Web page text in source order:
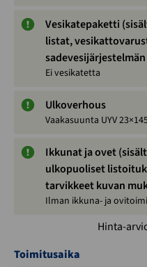
Vesikatepaketti
listat,
Ei vesikatetta
Ulkoverhous
Vaakasuunta UYV
Ikkunat ja ovet
ulkopuoliset
tarvikkeet kuvan
Ilman ikkuna- ja
Hinta-
Toimitusaika